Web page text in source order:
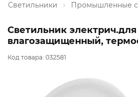
Светильники
Промышленные
Светильник
влагозащищенный,
Код товара: 032581